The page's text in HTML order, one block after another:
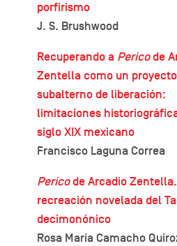
porfirismo
J. S. Brushwood
Recuperando a Pericode
Zentella como un proyecto
subalterno de liberación:
limitaciones
siglo XIX mexicano
Francisco Laguna Correa
Pericode Arcadio
recreación novelada del
decimonónico
Rosa María Camacho